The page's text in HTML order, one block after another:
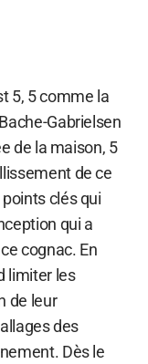
5, 5 comme la
Gabrielsen
de la maison, 5
de ce
clés qui
qui a
cognac. En
limiter les
de leur
des
Dès le